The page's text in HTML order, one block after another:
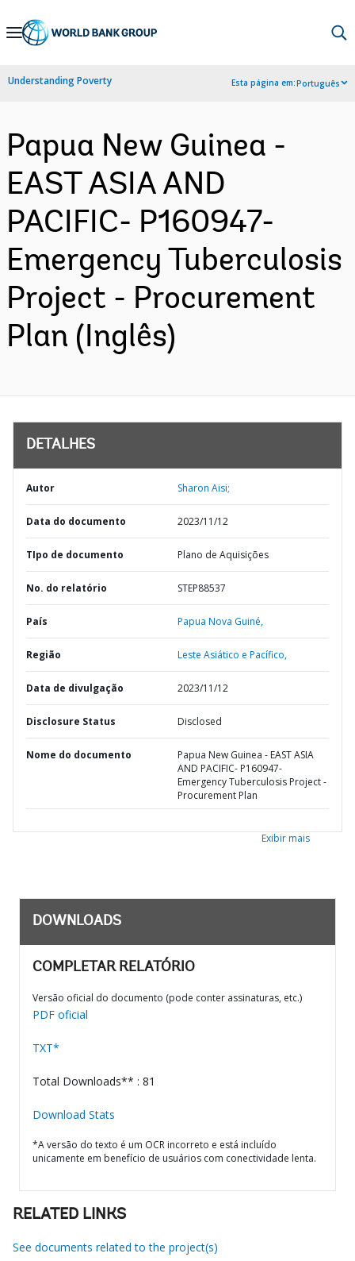
Skip
Navigation
Understanding Poverty Esta página em:Português
Papua New Guinea -
EAST ASIA AND
PACIFIC- P160947-
Emergency Tuberculosis
Project - Procurement
Plan (Inglês)
DETALHES
Autor Sharon Aisi;
Data do documento 2023/11/12
TIpo de documento Plano de Aquisições
No. do relatório STEP88537
País Papua Nova Guiné,
Região Leste Asiático e Pacífico,
Data de divulgação 2023/11/12
Disclosure Status Disclosed
Nome do documento
Papua New Guinea - EAST ASIA
AND PACIFIC- P160947-
Emergency Tuberculosis Project -
Procurement Plan
Exibir mais
DOWNLOADS
COMPLETAR RELATÓRIO
Versão oficial do documento (pode conter assinaturas, etc.)
PDF oficial
TXT*
Total Downloads** : 81
Download Stats
*A versão do texto é um OCR incorreto e está incluído
unicamente em benefício de usuários com conectividade lenta.
RELATED LINKS
See documents related to the project(s)